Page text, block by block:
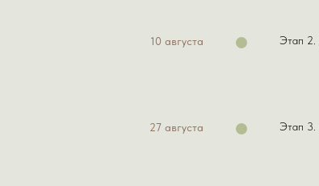
10 августа Этап 2.
27 августа Этап 3.